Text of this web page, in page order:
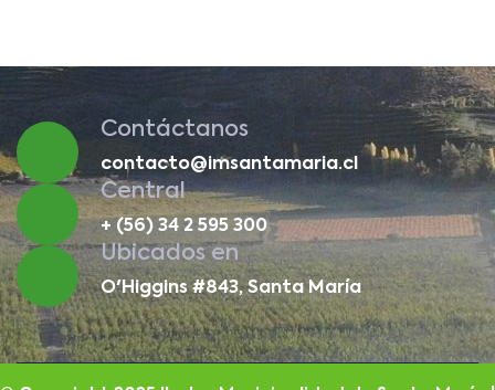
Contáctanos
contacto@imsantamaria.cl
Central
+ (56) 34 2 595 300
Ubicados en
O'Higgins #843, Santa María